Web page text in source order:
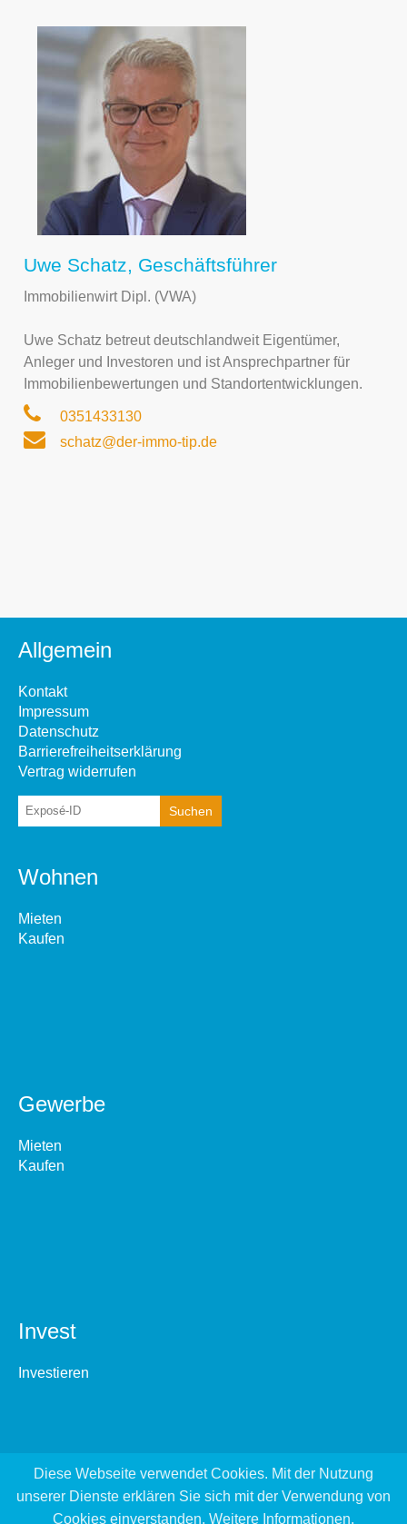
Uwe Schatz, Geschäftsführer
Immobilienwirt Dipl. (VWA)
Uwe Schatz betreut deutschlandweit Eigentümer,
Anleger und Investoren und ist Ansprechpartner für
Immobilienbewertungen und Standortentwicklungen.
0351433130
schatz@der-immo-tip.de
Allgemein
Kontakt
Impressum
Datenschutz
Barrierefreiheitserklärung
Vertrag widerrufen
Wohnen
Mieten
Kaufen
Gewerbe
Mieten
Kaufen
Invest
Investieren
Diese Webseite verwendet Cookies. Mit der Nutzung
unserer Dienste erklären Sie sich mit der Verwendung von
Cookies einverstanden. Weitere Informationen.